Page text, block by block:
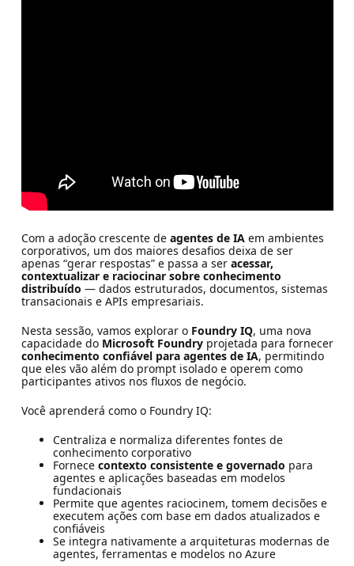
Com a adoção crescente de agentes de IAem ambientes
corporativos, um dos maiores desafios deixa de ser
apenas “gerar respostas” e passa a ser acessar,
contextualizar e raciocinar sobre conhecimento
distribuído — dados estruturados, documentos, sistemas
transacionais e APIs empresariais.
Nesta sessão, vamos explorar o Foundry IQ, uma nova
capacidade do Microsoft Foundryprojetada para fornecer
conhecimento confiável para agentes de IA, permitindo
que eles vão além do prompt isolado e operem como
participantes ativos nos fluxos de negócio.
Você aprenderá como o Foundry IQ:
Centraliza e normaliza diferentes fontes de
conhecimento corporativo
Fornece contexto consistente e governado para
agentes e aplicações baseadas em modelos
fundacionais
Permite que agentes raciocinem, tomem decisões e
executem ações com base em dados atualizados e
confiáveis
Se integra nativamente a arquiteturas modernas de
agentes, ferramentas e modelos no Azure